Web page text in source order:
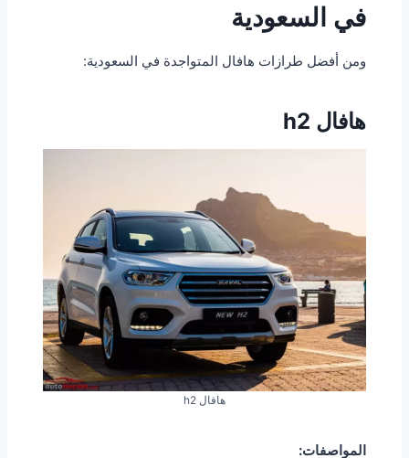
في السعودية
ومن أفضل طرازات هافال المتواجدة في السعودية:
هافال h2
هافال h2
المواصفات: